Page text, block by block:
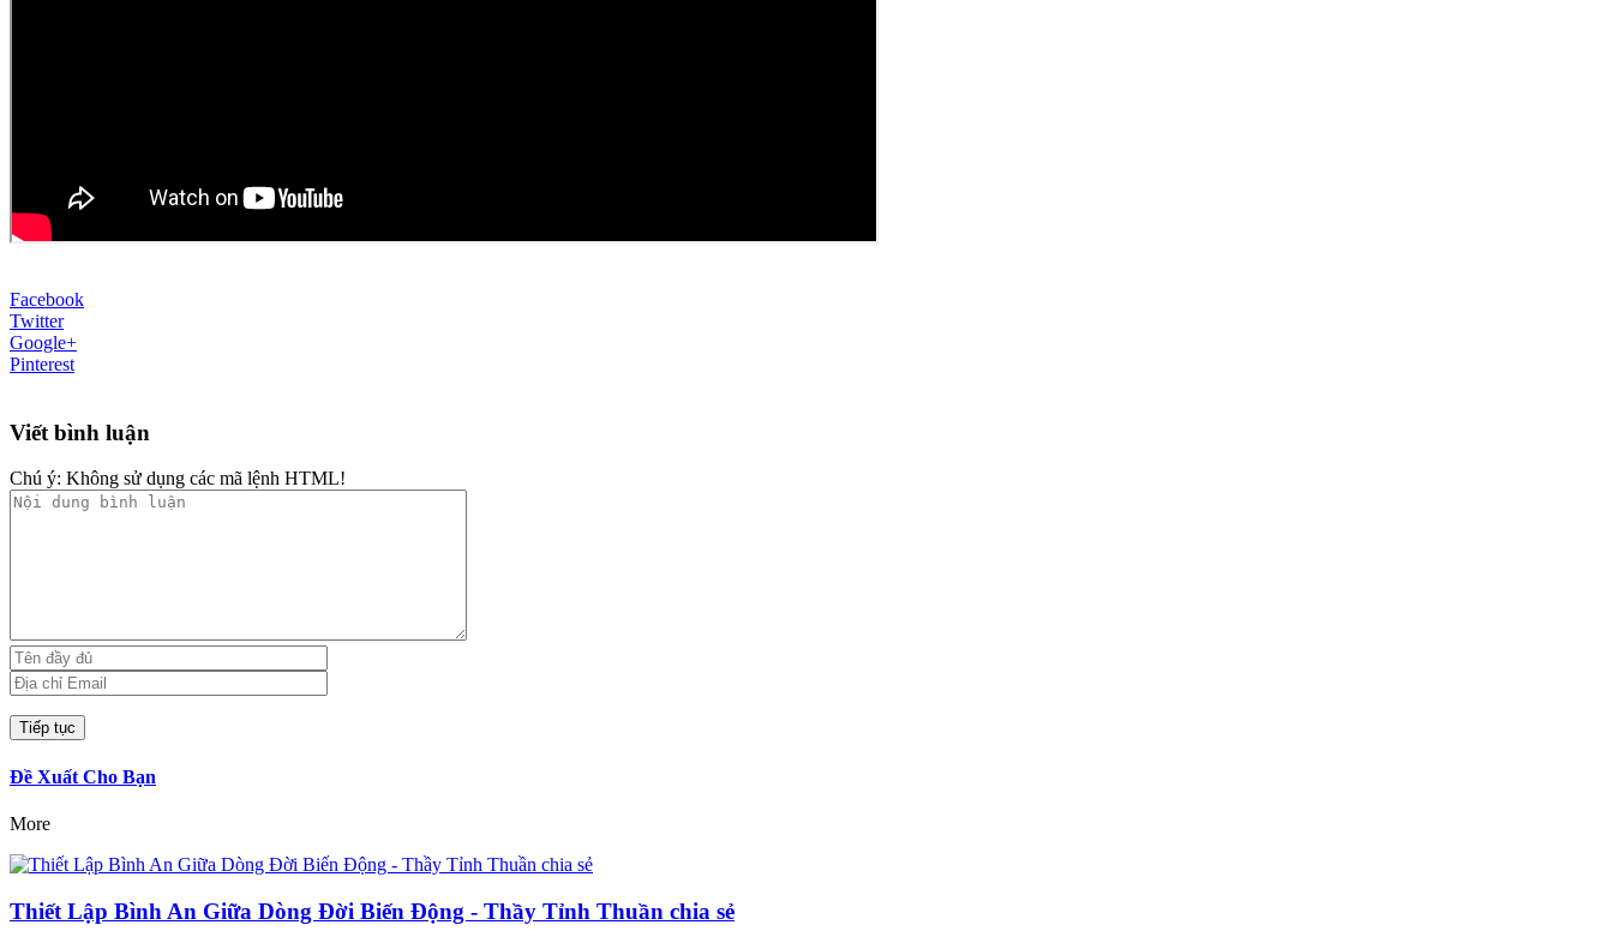
Facebook
Twitter
Google+
Pinterest
Viết bình luận
Chú ý: Không sử dụng các mã lệnh HTML!
Đề Xuất Cho Bạn
More
Thiết Lập Bình An Giữa Dòng Đời Biến Động - Thầy Tỉnh Thuần chia sẻ